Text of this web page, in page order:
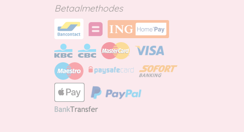
Betaalmethodes